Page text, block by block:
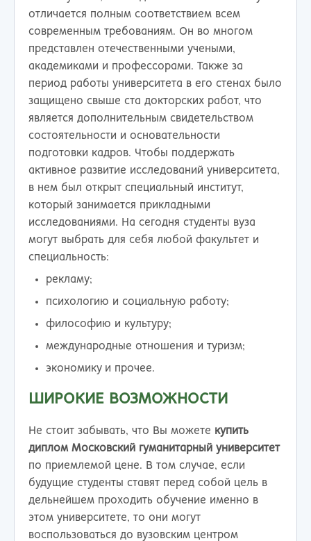
отличается полным соответствием всем
современным требованиям. Он во многом
представлен отечественными учеными,
академиками и профессорами. Также за
период работы университета в его стенах было
защищено свыше ста докторских работ, что
является дополнительным свидетельством
состоятельности и основательности
подготовки кадров. Чтобы поддержать
активное развитие исследований университета,
в нем был открыт специальный институт,
который занимается прикладными
исследованиями. На сегодня студенты вуза
могут выбрать для себя любой факультет и
специальность:
рекламу;
психологию и социальную работу;
философию и культуру;
международные отношения и туризм;
экономику и прочее.
ШИРОКИЕ ВОЗМОЖНОСТИ
Не стоит забывать, что Вы можете купить
диплом Московский гуманитарный университет
по приемлемой цене. В том случае, если
будущие студенты ставят перед собой цель в
дельнейшем проходить обучение именно в
этом университете, то они могут
воспользоваться до вузовским центром